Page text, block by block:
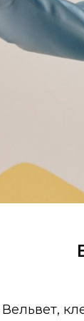
Вельвет,